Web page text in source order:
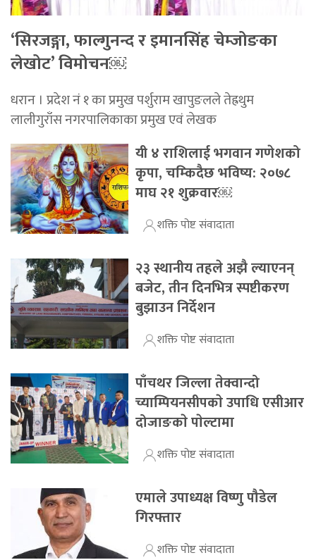
‘सिरजङ्गा, फाल्गुनन्द र इमानसिंह चेम्जोङका
लेखोट’ विमोचन￼
धरान । प्रदेश नं १ का प्रमुख पर्शुराम खापुङलले तेह्रथुम
लालीगुराँस नगरपालिकाका प्रमुख एवं लेखक
यी ४ राशिलाई भगवान गणेशको
कृपा, चम्किदैछ भविष्य: २०७८
माघ २१ शुक्रवार￼
शक्ति पोष्ट संवादाता
२३ स्थानीय तहले अझै ल्याएनन्
बजेट, तीन दिनभित्र स्पष्टीकरण
बुझाउन निर्देशन
शक्ति पोष्ट संवादाता
पाँचथर जिल्ला तेक्वान्दो
च्याम्पियनसीपकाे उपाधि एसीआर
दोजाङकाे पाेल्टामा
शक्ति पोष्ट संवादाता
एमाले उपाध्यक्ष विष्णु पौडेल
गिरफ्तार
शक्ति पोष्ट संवादाता